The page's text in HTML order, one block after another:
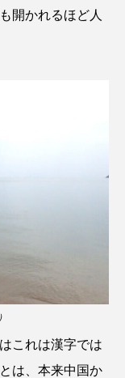
ビ
クロダイ
開かれるほど人
これは漢字では
は、本来中国か